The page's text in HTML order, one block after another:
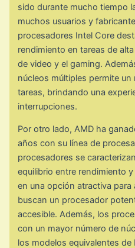
sido durante mucho tiempo
muchos usuarios y
procesadores Intel Core
rendimiento en tareas de
de video y el gaming.
núcleos múltiples permite un
tareas, brindando una
interrupciones.
Por otro lado, AMD ha
años con su línea de
procesadores se
equilibrio entre rendimiento
en una opción atractiva para
buscan un procesador
accesible. Además, los
con un mayor número de
los modelos equivalentes de